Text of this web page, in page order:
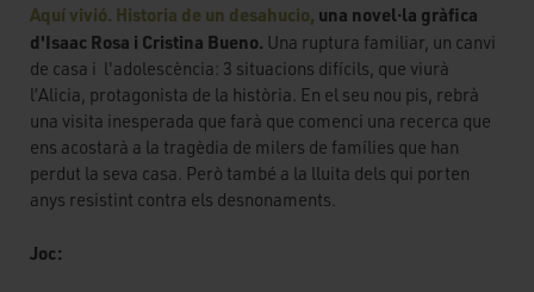
Aquí vivió. Historia de un desahucio, una novel·la gràfica
d'Isaac Rosa i Cristina Bueno. Una ruptura familiar, un canvi
de casa i l'adolescència: 3 situacions difícils, que viurà
l’Alicia, protagonista de la història. En el seu nou pis, rebrà
una visita inesperada que farà que comenci una recerca que
ens acostarà a la tragèdia de milers de famílies que han
perdut la seva casa. Però també a la lluita dels qui porten
anys resistint contra els desnonaments.
Joc: